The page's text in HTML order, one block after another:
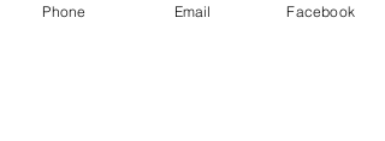
Phone Email Facebook